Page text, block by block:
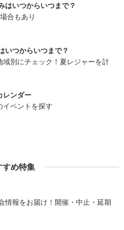
はいつからいつまで？
合もあり
いつからいつまで？
域別にチェック！夏レジャーを計
レンダー
イベントを探す
すめ特集
情報をお届け！開催・中止・延期